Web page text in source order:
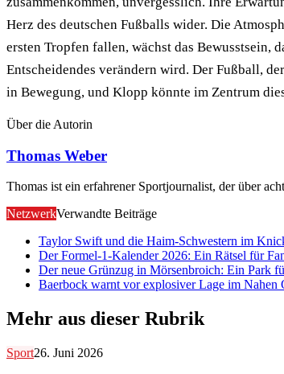
Herz des deutschen Fußballs wider. Die
ersten Tropfen fallen, wächst das Bewusstsein,
Entscheidendes verändern wird. Der Fußball,
in Bewegung, und Klopp könnte im Zentrum
Über die Autorin
Thomas Weber
Thomas ist ein erfahrener Sportjournalist, der über
NetzwerkVerwandte Beiträge
Taylor Swift und die Haim-Schwestern im
Der Formel-1-Kalender 2026: Ein Rätsel für
Der neue Grünzug in Mörsenbroich: Ein Park
Baerbock warnt vor explosiver Lage im Nahen
Mehr aus dieser Rubrik
Sport26. Juni 2026